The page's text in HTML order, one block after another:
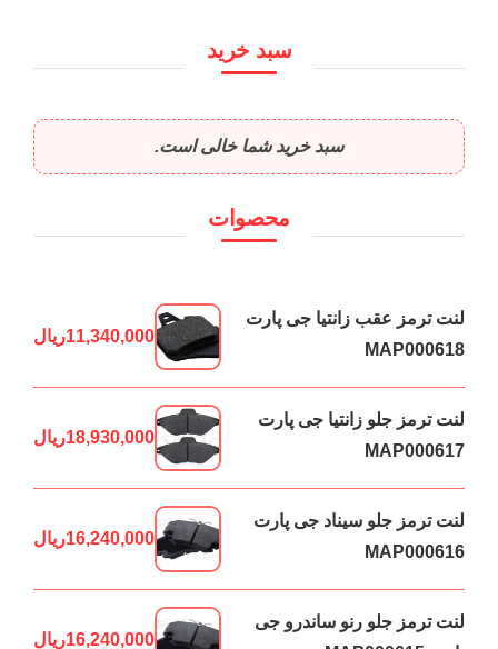
سبد خرید
سبد خرید شما خالی است.
محصوات
لنت ترمز عقب زانتیا جی پارت
MAP000618
11,340,000ریال
لنت ترمز جلو زانتیا جی پارت
MAP000617
18,930,000ریال
لنت ترمز جلو سیناد جی پارت
MAP000616
16,240,000ریال
لنت ترمز جلو رنو ساندرو جی
16,240,000ریال